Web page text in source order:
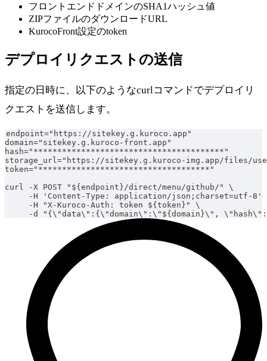
フロントエンドドメインのSHA1ハッシュ値
ZIPファイルのダウンロードURL
KurocoFront設定のtoken
デプロイリクエストの送信
指定の日時に、以下のようなcurlコマンドでデプロイリ
クエストを送信します。
endpoint="https://sitekey.g.kuroco.app"
domain="sitekey.g.kuroco-front.app"
hash="****************************************"
storage_url="https://sitekey.g.kuroco-img.app/files/
token="************************************"
curl -X POST "${endpoint}/direct/menu/github/" \
-H 'Content-Type: application/json;charset=utf-8'
     -H "X-Kuroco-Auth: token ${token}" \
-d "{\"data\":{\"domain\":\"${domain}\",